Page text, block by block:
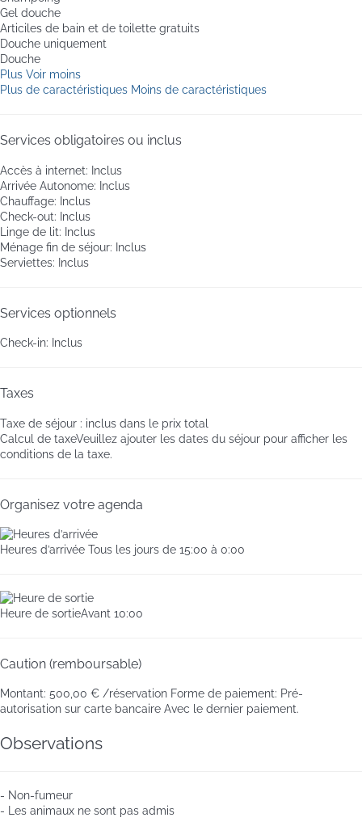
Gel douche
Articiles de bain et de toilette gratuits
Douche uniquement
Douche
Plus Voir moins
Plus de caractéristiques Moins de caractéristiques
Services obligatoires ou inclus
Accès à internet: Inclus
Arrivée Autonome: Inclus
Chauffage: Inclus
Check-out: Inclus
Linge de lit: Inclus
Ménage fin de séjour: Inclus
Serviettes: Inclus
Services optionnels
Check-in: Inclus
Taxes
Taxe de séjour : inclus dans le prix total
Calcul de taxeVeuillez ajouter les dates du séjour pour afficher les
conditions de la taxe.
Organisez votre agenda
Heures d’arrivée Tous les jours de 15:00 à 0:00
Heure de sortieAvant 10:00
Caution (remboursable)
Montant: 500,00 € /réservation Forme de paiement: Pré-
autorisation sur carte bancaire Avec le dernier paiement.
Observations
- Non-fumeur
- Les animaux ne sont pas admis